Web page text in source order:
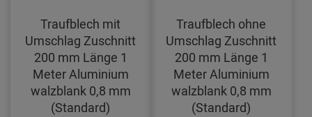
Traufblech mit
Umschlag Zuschnitt
200 mm Länge 1
Meter Aluminium
walzblank 0,8 mm
(Standard)
Traufblech ohne
Umschlag Zuschnitt
200 mm Länge 1
Meter Aluminium
walzblank 0,8 mm
(Standard)